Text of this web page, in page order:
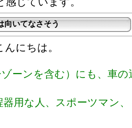
向いてなさそう
にちは。
ーンを含む）にも、車の
用な人、スポーツマン